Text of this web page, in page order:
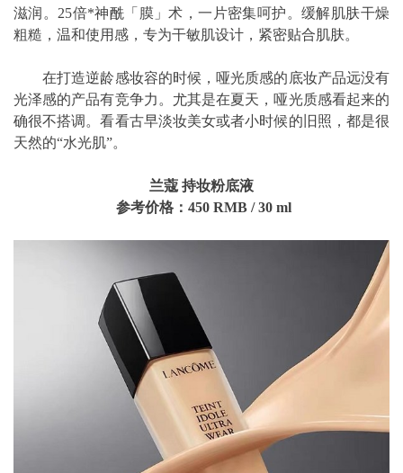
滋润。25倍*神酰「膜」术，一片密集呵护。缓解肌肤干燥
粗糙，温和使用感，专为干敏肌设计，紧密贴合肌肤。
在打造逆龄感妆容的时候，哑光质感的底妆产品远没有
光泽感的产品有竞争力。尤其是在夏天，哑光质感看起来的
确很不搭调。看看古早淡妆美女或者小时候的旧照，都是很
天然的“水光肌”。
兰蔻 持妆粉底液
参考价格：450 RMB/ 30 ml